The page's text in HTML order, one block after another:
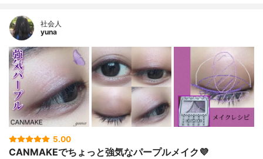
社会人
yuna
5.00
CANMAKEでちょっと強気なパープルメイク💜